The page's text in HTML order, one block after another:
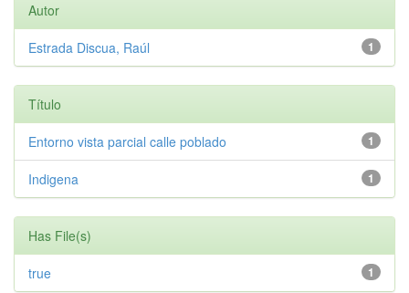
Autor
1
Estrada Discua, Raúl
Título
1
Entorno vista parcial calle poblado
1
Indigena
Has File(s)
1
true